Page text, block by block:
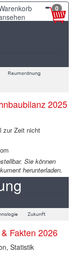
0
Raumordnung
2025
zur Zeit nicht
Sie können
herunterladen.
Zukunft
Fakten 2026
Statistik